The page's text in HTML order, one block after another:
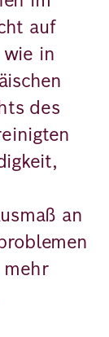
auf
in
des
an